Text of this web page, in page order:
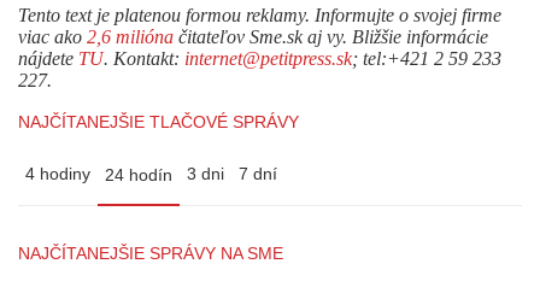
Tento text je platenou formou reklamy. Informujte o svojej firme
viac ako 2,6 milióna čitateľov Sme.sk aj vy. Bližšie informácie
nájdete TU. Kontakt: internet@petitpress.sk; tel:+421 2 59 233
227.
NAJČÍTANEJŠIE TLAČOVÉ SPRÁVY
4 hodiny 24 hodín 3 dni 7 dní
NAJČÍTANEJŠIE SPRÁVY NA SME